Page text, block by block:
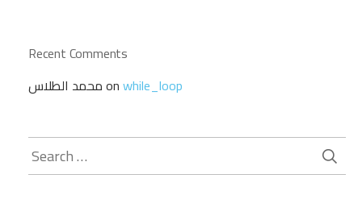
Recent Comments
محمد الطلاسonwhile_loop
Search
for: